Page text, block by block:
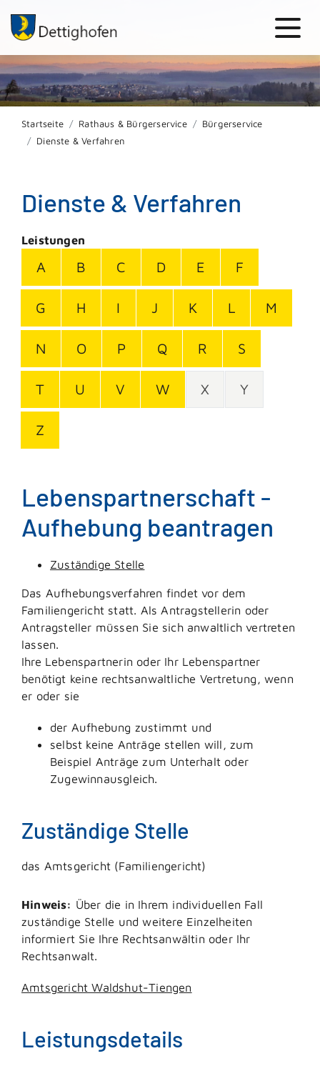
Startseite Rathaus & Bürgerservice
Bürgerservice
Dienste & Verfahren
Dienste & Verfahren
Leistungen
A B C D E F
G H I J K L M
N O P Q R S
T U V W X Y
Z
Lebenspartnerschaft -
Aufhebung beantragen
Zuständige Stelle
Das Aufhebungsverfahren findet vor dem
Familiengericht statt. Als Antragstellerin oder
Antragsteller müssen Sie sich anwaltlich vertreten
lassen.
Ihre Lebenspartnerin oder Ihr Lebenspartner
benötigt keine rechtsanwaltliche Vertretung, wenn
er oder sie
der Aufhebung zustimmt und
selbst keine Anträge stellen will, zum
Beispiel Anträge zum Unterhalt oder
Zugewinnausgleich.
Zuständige Stelle
das Amtsgericht (Familiengericht)
Hinweis: Über die in Ihrem individuellen Fall
zuständige Stelle und weitere Einzelheiten
informiert Sie Ihre Rechtsanwältin oder Ihr
Rechtsanwalt.
Amtsgericht Waldshut-Tiengen
Leistungsdetails